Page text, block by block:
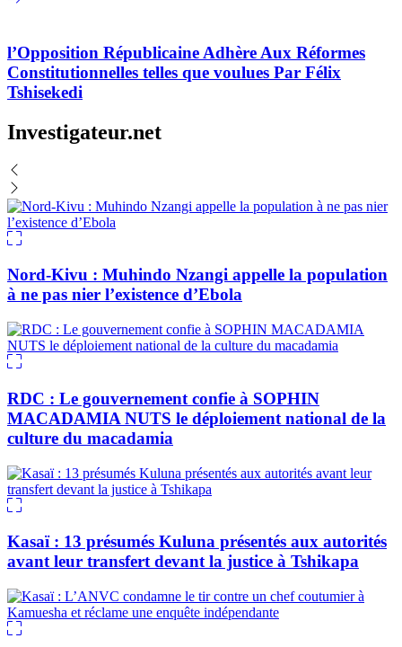
l’Opposition Républicaine Adhère Aux Réformes
Constitutionnelles telles que voulues Par Félix
Tshisekedi
Investigateur.net
Nord-Kivu : Muhindo Nzangi appelle la population
à ne pas nier l’existence d’Ebola
RDC : Le gouvernement confie à SOPHIN
MACADAMIA NUTS le déploiement national de la
culture du macadamia
Kasaï : 13 présumés Kuluna présentés aux autorités
avant leur transfert devant la justice à Tshikapa